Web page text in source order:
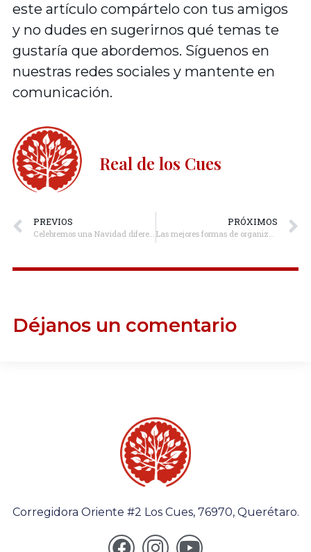
este artículo compártelo con tus amigos
y no dudes en sugerirnos qué temas te
gustaría que abordemos. Síguenos en
nuestras redes sociales y mantente en
comunicación.
Real de los Cues
PREVIOS
Celebremos una Navidad diferente
PRÓXIMOS
Las mejores formas de organizar el cuarto y los juguetes de tus hijos
Déjanos un comentario
Corregidora Oriente #2 Los Cues, 76970, Querétaro.